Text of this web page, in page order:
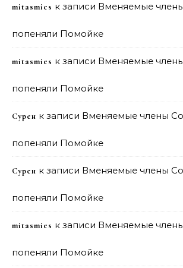
mitasmies к записи Вменяемые
попеняли Помойке
mitasmies к записи Вменяемые
попеняли Помойке
Сурен к записи Вменяемые члены
попеняли Помойке
Сурен к записи Вменяемые члены
попеняли Помойке
mitasmies к записи Вменяемые
попеняли Помойке